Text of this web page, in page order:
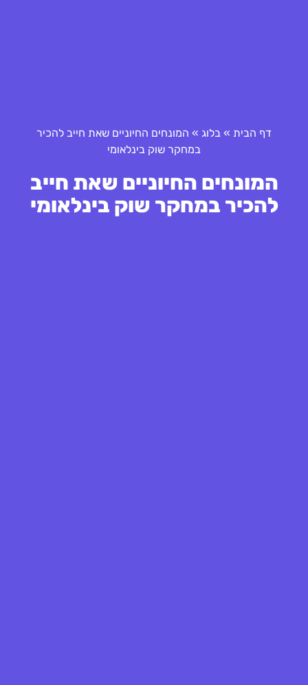
דף הבית » בלוג » המונחים החיוניים שאת חייב להכיר
במחקר שוק בינלאומי
המונחים החיוניים שאת חייב
להכיר במחקר שוק בינלאומי